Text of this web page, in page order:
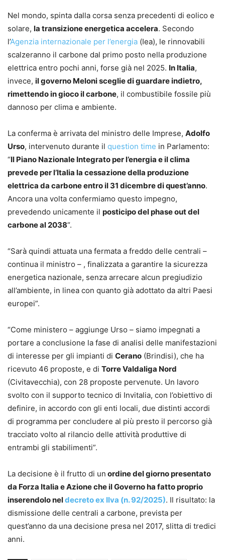
Nel mondo, spinta dalla corsa senza precedenti di eolico e
solare, la transizione energetica accelera. Secondo
l’Agenzia internazionale per l’energia (Iea), le rinnovabili
scalzeranno il carbone dal primo posto nella produzione
elettrica entro pochi anni, forse già nel 2025. In Italia,
invece, il governo Meloni sceglie di guardare indietro,
rimettendo in gioco il carbone, il combustibile fossile più
dannoso per clima e ambiente.
La conferma è arrivata del ministro delle Imprese, Adolfo
Urso, intervenuto durante il question time in Parlamento:
“Il Piano Nazionale Integrato per l’energia e il clima
prevede per l’Italia la cessazione della produzione
elettrica da carbone entro il 31 dicembre di quest’anno.
Ancora una volta confermiamo questo impegno,
prevedendo unicamente il posticipo del phase out del
carbone al 2038“.
“Sarà quindi attuata una fermata a freddo delle centrali –
continua il ministro – , finalizzata a garantire la sicurezza
energetica nazionale, senza arrecare alcun pregiudizio
all’ambiente, in linea con quanto già adottato da altri Paesi
europei”.
“Come ministero – aggiunge Urso – siamo impegnati a
portare a conclusione la fase di analisi delle manifestazioni
di interesse per gli impianti di Cerano (Brindisi), che ha
ricevuto 46 proposte, e di Torre Valdaliga Nord
(Civitavecchia), con 28 proposte pervenute. Un lavoro
svolto con il supporto tecnico di Invitalia, con l’obiettivo di
definire, in accordo con gli enti locali, due distinti accordi
di programma per concludere al più presto il percorso già
tracciato volto al rilancio delle attività produttive di
entrambi gli stabilimenti”.
La decisione è il frutto di un ordine del giorno presentato
da Forza Italia e Azione che il Governo ha fatto proprio
inserendolo neldecreto ex Ilva (n. 92/2025). Il risultato: la
dismissione delle centrali a carbone, prevista per
quest’anno da una decisione presa nel 2017, slitta di tredici
anni.